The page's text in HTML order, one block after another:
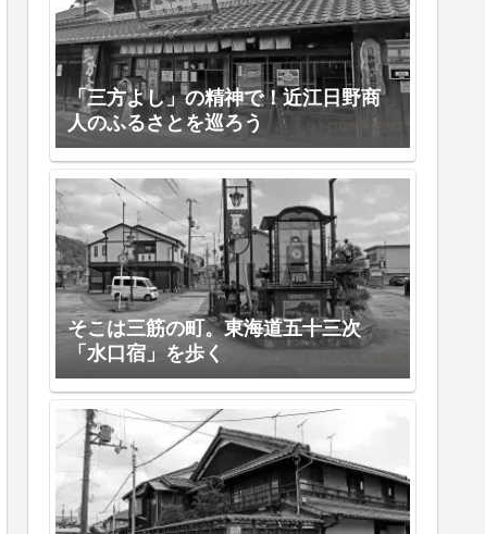
「三方よし」の精神で！近江日野商
人のふるさとを巡ろう
そこは三筋の町。東海道五十三次
「水口宿」を歩く